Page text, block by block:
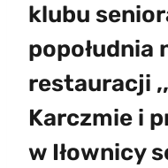
klubu
popołudnia
restauracji
Karczmie i
w Iłownicy